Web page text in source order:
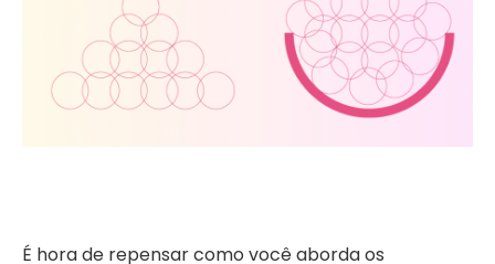
É hora de repensar como você aborda os